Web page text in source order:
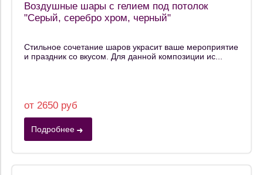
Воздушные шары с гелием под потолок
"Серый, серебро хром, черный"
Стильное сочетание шаров украсит ваше мероприятие
и праздник со вкусом. Для данной композиции ис...
от 2650 руб
Подробнее